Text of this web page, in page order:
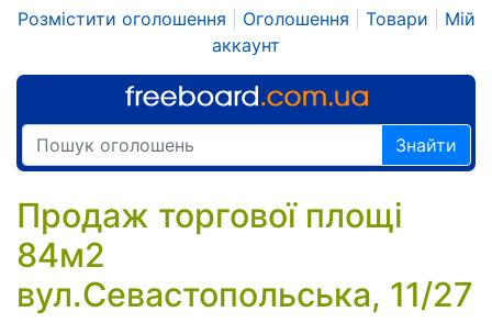
Розмістити оголошення Оголошення Товари
Мій
аккаунт
Знайти
Продаж торгової площі
84м2
вул.Севастопольська, 11/27